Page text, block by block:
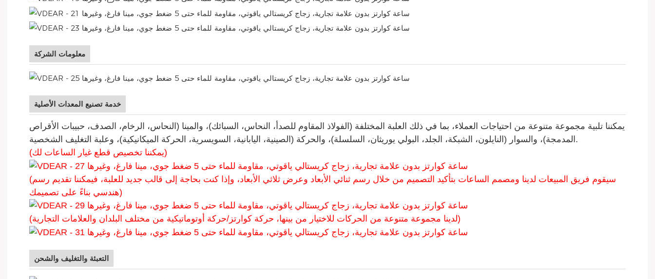
معلومات الشركة
خدمة تصنيع المعدات الأصلية
يمكننا تلبية مجموعة متنوعة من احتياجات العملاء، بما في ذلك العلبة المختلفة (الفولاذ المقاوم للصدأ، النحاس، السبائك)، والمينا (النحاس، الرخام، الصدف، حبيبات الأقراص
المدمجة)، والسوار (النايلون، الشبكة، الجلد، البولي يوريثان، السلسلة)، والحركة (الصينية، اليابانية، السويسرية، الحركة الميكانيكية)، وعلبة التغليف الشخصية.
(يمكننا تخصيص قطع غيار الساعات لك)
(سيقوم فريق المبيعات لدينا ومصمم الساعات بتأكيد التصميم من خلال رسم ثنائي الأبعاد وعرض ثلاثي الأبعاد، وإذا كنت بحاجة إلى قالب جديد للعلبة، فيمكننا تقديم رسم
هندسي بناءً على تصميمك)
(لدينا مجموعة متنوعة من الحركات للاختيار من بينها، حركة كوارتز/حركة أوتوماتيكية من مختلف البلدان والعلامات التجارية)
التعبئة والتغليف والشحن